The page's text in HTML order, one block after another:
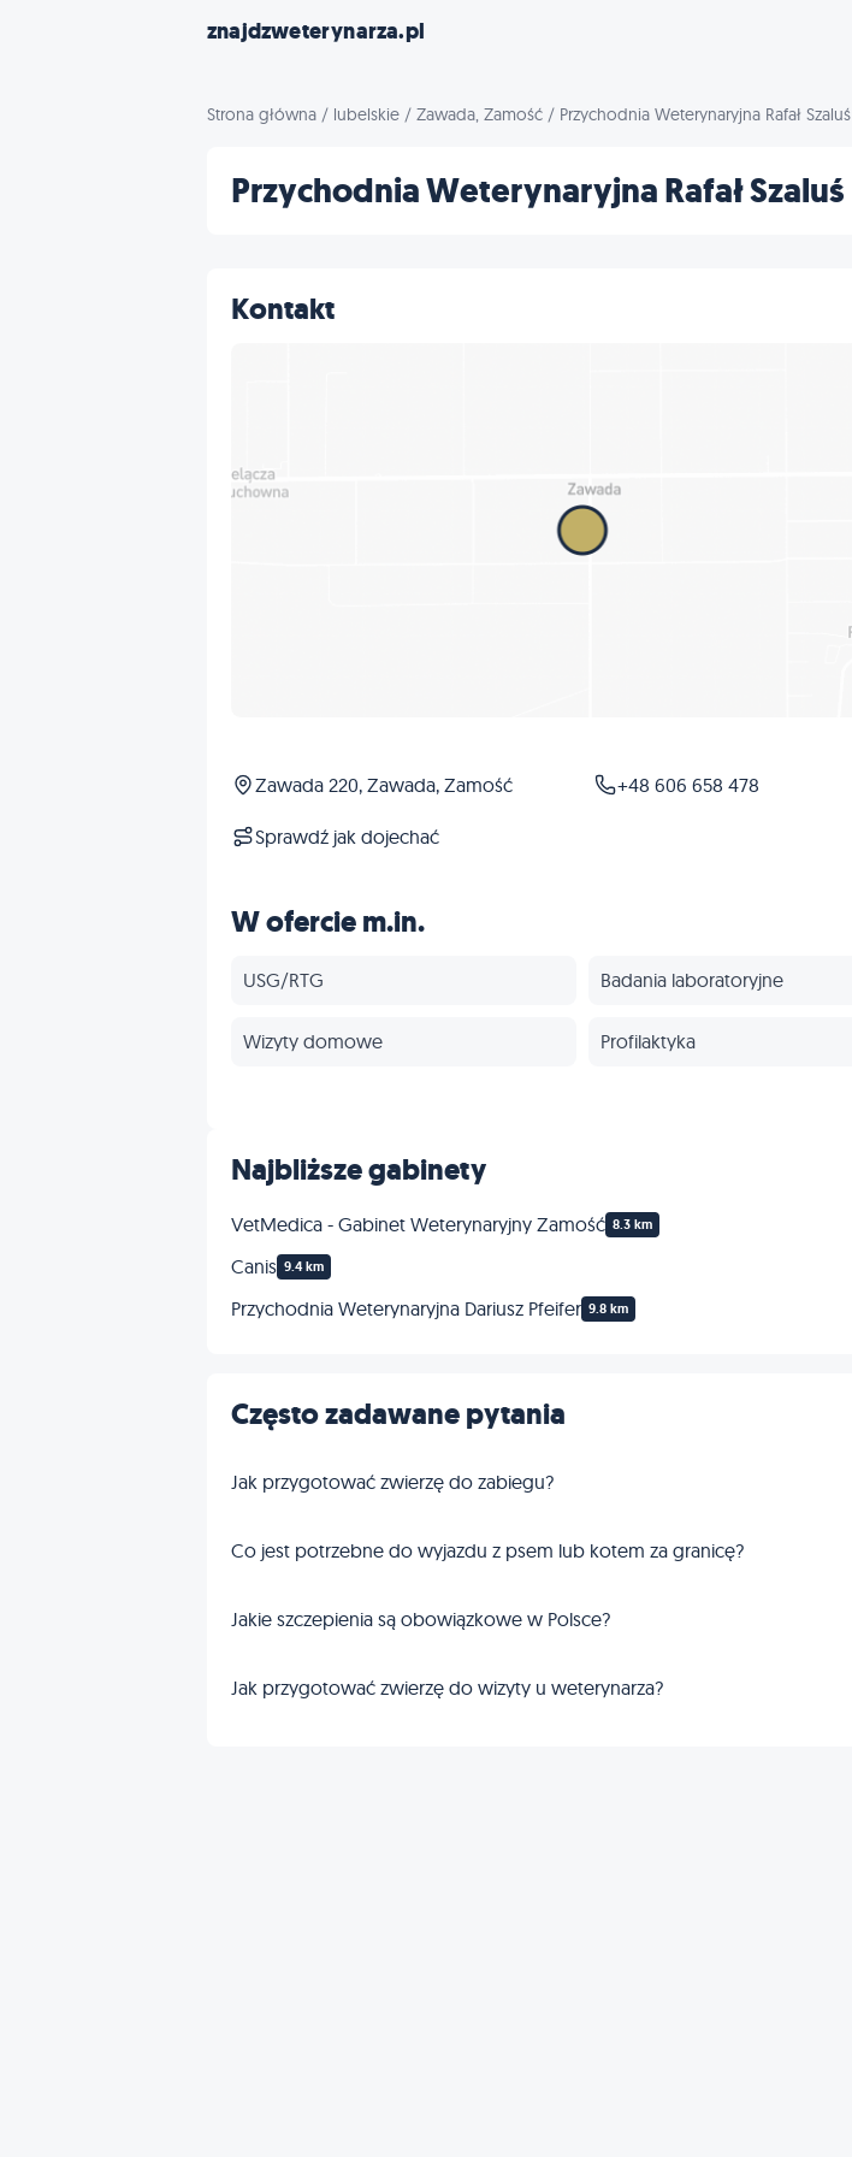
znajdzweterynarza.pl
Strona główna / lubelskie / Zawada, Zamość / Przychodnia Weterynaryjna Rafał Szaluś
Przychodnia Weterynaryjna Rafał Szaluś
Kontakt
Zawada 220, Zawada, Zamość +48 606 658 478
Sprawdź jak dojechać
W ofercie m.in.
USG/RTG Badania laboratoryjne
Wizyty domowe Profilaktyka
Najbliższe gabinety
VetMedica - Gabinet Weterynaryjny Zamość 8.3 km
Canis 9.4 km
Przychodnia Weterynaryjna Dariusz Pfeifer 9.8 km
Często zadawane pytania
Jak przygotować zwierzę do zabiegu?
Co jest potrzebne do wyjazdu z psem lub kotem za granicę?
Jakie szczepienia są obowiązkowe w Polsce?
Jak przygotować zwierzę do wizyty u weterynarza?